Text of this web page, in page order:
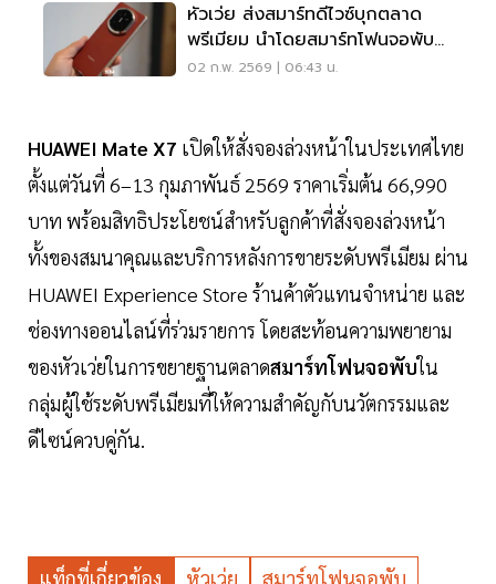
หัวเว่ย ส่งสมาร์ทดีไวซ์บุกตลาด
พรีเมียม นำโดยสมาร์ทโฟนจอพับ
HUAWEI Mate X7
02 ก.พ. 2569 | 06:43 น.
HUAWEI Mate X7 เปิดให้สั่งจองล่วงหน้าในประเทศไทย
ตั้งแต่วันที่ 6–13 กุมภาพันธ์ 2569 ราคาเริ่มต้น 66,990
บาท พร้อมสิทธิประโยชน์สำหรับลูกค้าที่สั่งจองล่วงหน้า
ทั้งของสมนาคุณและบริการหลังการขายระดับพรีเมียม ผ่าน
HUAWEI Experience Store ร้านค้าตัวแทนจำหน่าย และ
ช่องทางออนไลน์ที่ร่วมรายการ โดยสะท้อนความพยายาม
ของหัวเว่ยในการขยายฐานตลาดสมาร์ทโฟนจอพับใน
กลุ่มผู้ใช้ระดับพรีเมียมที่ให้ความสำคัญกับนวัตกรรมและ
ดีไซน์ควบคู่กัน.
แท็กที่เกี่ยวข้อง หัวเว่ย สมาร์ทโฟนจอพับ